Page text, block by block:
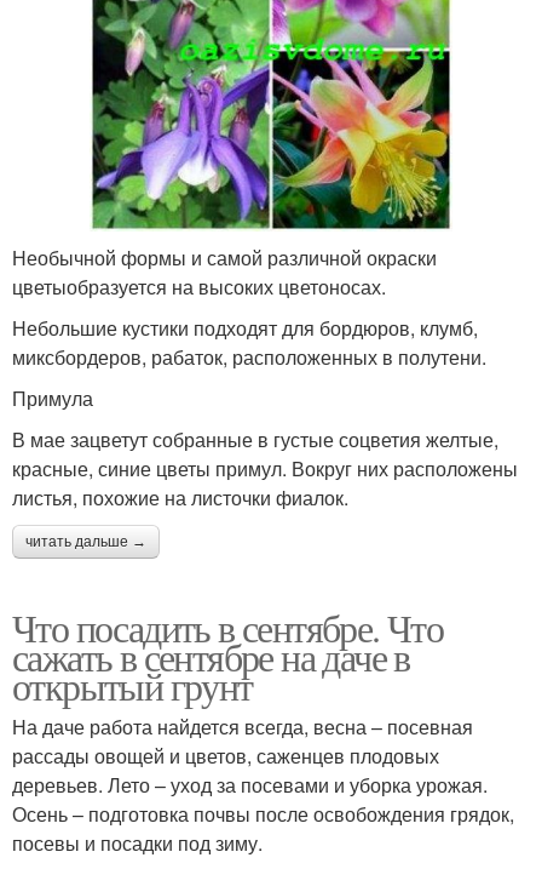
Необычной формы и самой различной окраски
цветыобразуется на высоких цветоносах.
Небольшие кустики подходят для бордюров, клумб,
миксбордеров, рабаток, расположенных в полутени.
Примула
В мае зацветут собранные в густые соцветия желтые,
красные, синие цветы примул. Вокруг них расположены
листья, похожие на листочки фиалок.
читать дальше →
Что посадить в сентябре. Что
сажать в сентябре на даче в
открытый грунт
На даче работа найдется всегда, весна – посевная
рассады овощей и цветов, саженцев плодовых
деревьев. Лето – уход за посевами и уборка урожая.
Осень – подготовка почвы после освобождения грядок,
посевы и посадки под зиму.